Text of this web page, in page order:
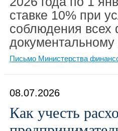
ставке 10% при
соблюдения всех
Письмо Министерства
08.07.2026
Как учесть